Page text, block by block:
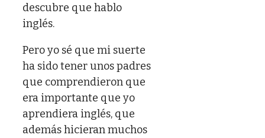
descubre que hablo
inglés.
Pero yo sé que mi suerte
ha sido tener unos padres
que comprendieron que
era importante que yo
aprendiera inglés, que
además hicieran muchos